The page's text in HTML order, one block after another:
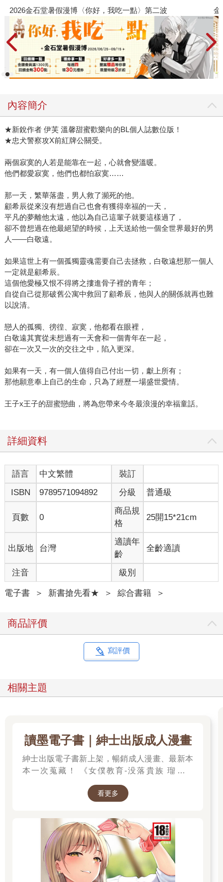
金石堂2026海外優惠：電子書
內容簡介
★新銳作者 伊芙 溫馨甜蜜歡樂向的BL個人誌數位版！
★忠犬警察攻X前紅牌公關受。
兩個寂寞的人若是能靠在一起，心就會變溫暖。
他們都愛寂寞，他們也都怕寂寞……
那一天，繁華落盡，男人救了瀕死的他。
顧希辰從來沒有想過自己也會有獲得幸福的一天，
平凡的夢離他太遠，他以為自己這輩子就要這樣過了，
卻不曾想過在他最絕望的時候，上天送給他一個全世界最好的男
人——白敬遠。
如果這世上有一個孤獨靈魂需要自己去拯救，白敬遠想那一個人
一定就是顧希辰。
這個他愛極又恨不得將之摟進骨子裡的青年；
自從自己從那破舊公寓中救回了顧希辰，他與人的關係就再也難
以說清。
戀人的孤獨、徬徨、寂寞，他都看在眼裡，
白敬遠其實從未想過有一天會和一個青年在一起，
卻在一次又一次的交往之中，陷入更深。
如果有一天，有一個人值得自己付出一切，獻上所有；
那他願意奉上自己的生命，只為了經歷一場盛世愛情。
王子x王子的甜蜜戀曲，將為您帶來今冬最浪漫的幸福童話。
詳細資料
語言 中文繁體
裝訂
ISBN
9789571094892 分級 普通級
頁數 0
商品規
格
25開15*21cm
出版地 台灣
適讀年
齡
全齡適讀
注音 級別
電子書 ＞ 新書搶先看★ ＞ 綜合書籍 ＞
商品評價
寫評價
相關主題
讀墨電子書｜紳士出版成人漫畫
紳士出版電子書新上架，暢銷成人漫畫、最新本
本一次蒐藏！ 《女僕教育-没落貴族 瑠璃川
●得死去活來》等熱門系列作品任君挑選，隨時
看更多